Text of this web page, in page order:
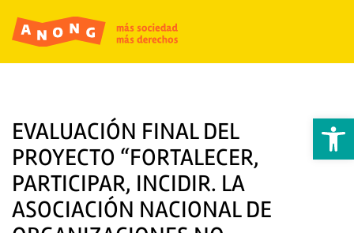
Abrir
EVALUACIÓN FINAL DEL
PROYECTO “FORTALECER,
PARTICIPAR, INCIDIR. LA
ASOCIACIÓN NACIONAL DE